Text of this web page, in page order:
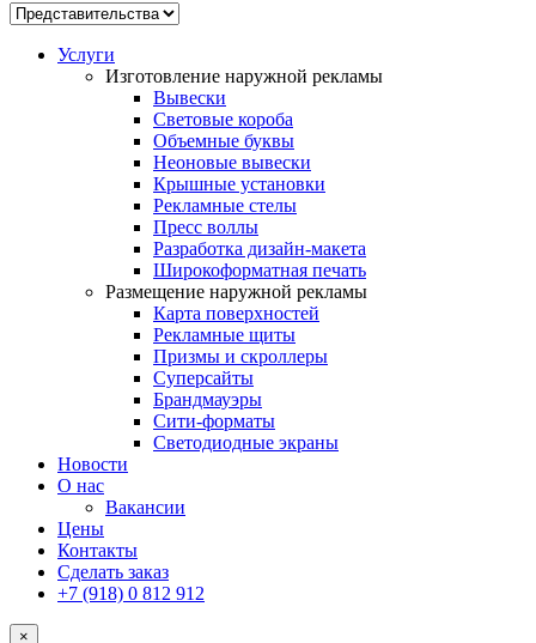
Услуги
Изготовление наружной рекламы
Вывески
Световые короба
Объемные буквы
Неоновые вывески
Крышные установки
Рекламные стелы
Пресс воллы
Разработка дизайн-макета
Широкоформатная печать
Размещение наружной рекламы
Карта поверхностей
Рекламные щиты
Призмы и скроллеры
Суперсайты
Брандмауэры
Сити-форматы
Светодиодные экраны
Новости
О нас
Вакансии
Цены
Контакты
Сделать заказ
+7 (918) 0 812 912
×